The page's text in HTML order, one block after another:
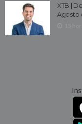
XTB |
Agosto